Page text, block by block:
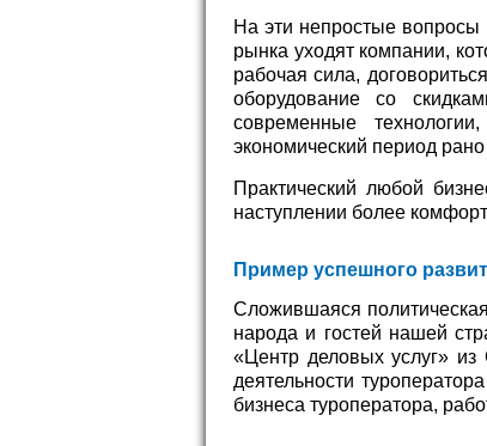
На эти непростые вопросы
рынка уходят компании,
рабочая сила,
оборудование со
современные
экономический период
Практический любой
наступлении более
Пример успешного
Сложившаяся
народа и гостей нашей
«Центр деловых услуг» из
деятельности
бизнеса туроператора,